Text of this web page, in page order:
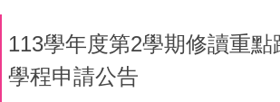
113學年度第2學期修讀重點
學程申請公告